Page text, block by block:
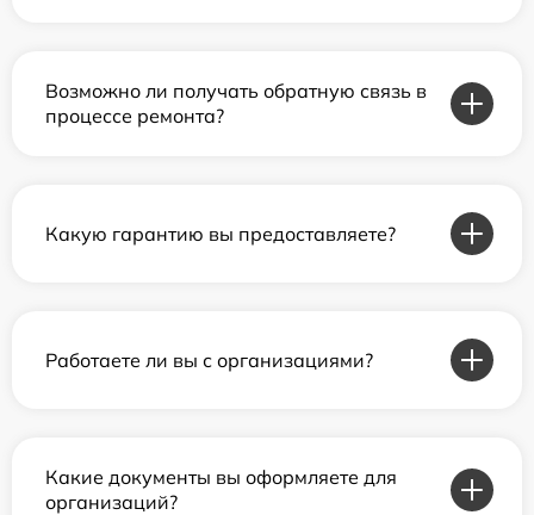
Возможно ли получать обратную связь в
процессе ремонта?
Какую гарантию вы предоставляете?
Работаете ли вы с организациями?
Какие документы вы оформляете для
организаций?